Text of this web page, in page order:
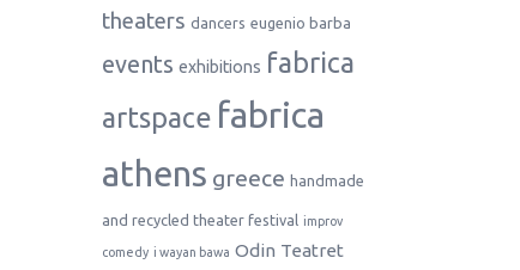
theaters dancers eugenio barba
events exhibitions fabrica
artspace fabrica
athens greece handmade
and recycled theater festival improv
comedy i wayan bawa Odin Teatret